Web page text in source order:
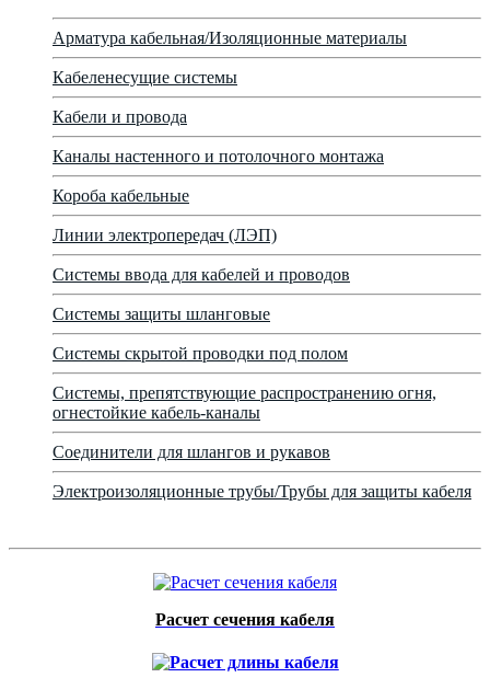
Арматура кабельная/Изоляционные материалы
Кабеленесущие системы
Кабели и провода
Каналы настенного и потолочного монтажа
Короба кабельные
Линии электропередач (ЛЭП)
Системы ввода для кабелей и проводов
Системы защиты шланговые
Системы скрытой проводки под полом
Системы, препятствующие распространению огня,
огнестойкие кабель-каналы
Соединители для шлангов и рукавов
Электроизоляционные трубы/Трубы для защиты кабеля
Расчет сечения кабеля